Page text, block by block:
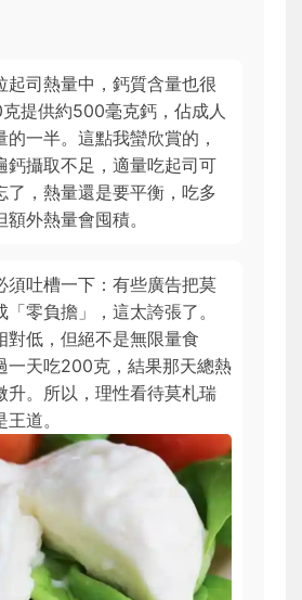
起司熱量中，鈣質含量也很
提供約500毫克鈣，佔成人
一半。這點我蠻欣賞的，
鈣攝取不足，適量吃起司可
了，熱量還是要平衡，吃多
外熱量會囤積。
須吐槽一下：有些廣告把莫
零負擔」，這太誇張了。
對低，但絕不是無限量食
一天吃200克，結果那天總熱
升。所以，理性看待莫札瑞
道。